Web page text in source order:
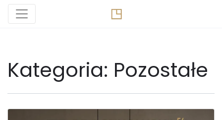
Kategoria: Pozostałe